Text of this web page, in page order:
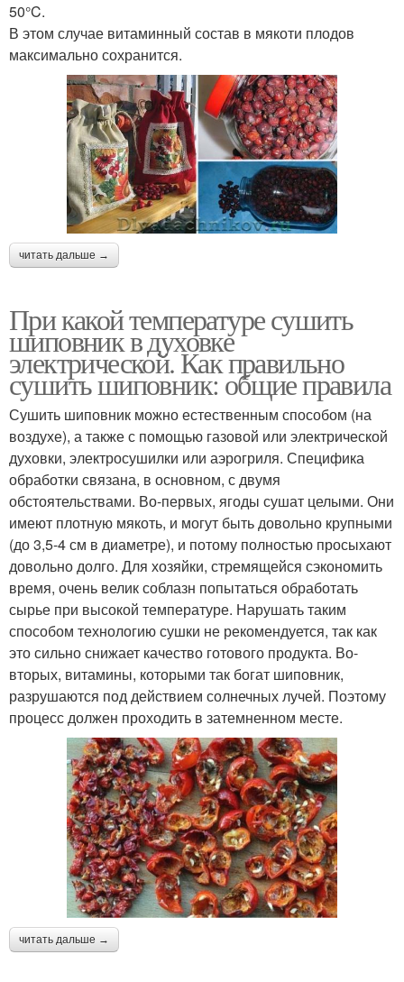
50°C.
В этом случае витаминный состав в мякоти плодов
максимально сохранится.
читать дальше →
При какой температуре сушить
шиповник в духовке
электрической. Как правильно
сушить шиповник: общие правила
Сушить шиповник можно естественным способом (на
воздухе), а также с помощью газовой или электрической
духовки, электросушилки или аэрогриля. Специфика
обработки связана, в основном, с двумя
обстоятельствами. Во-первых, ягоды сушат целыми. Они
имеют плотную мякоть, и могут быть довольно крупными
(до 3,5-4 см в диаметре), и потому полностью просыхают
довольно долго. Для хозяйки, стремящейся сэкономить
время, очень велик соблазн попытаться обработать
сырье при высокой температуре. Нарушать таким
способом технологию сушки не рекомендуется, так как
это сильно снижает качество готового продукта. Во-
вторых, витамины, которыми так богат шиповник,
разрушаются под действием солнечных лучей. Поэтому
процесс должен проходить в затемненном месте.
читать дальше →